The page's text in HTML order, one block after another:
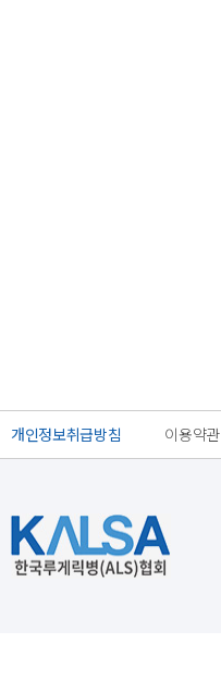
개인정보취급방침 이용약관